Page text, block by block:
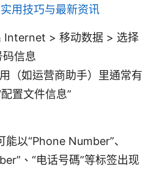
用技巧与最新资讯
Internet > 移动数据 > 选择
码信息
（如运营商助手）里通常有
置文件信息”
能以“Phone Number”、
、“电话号碼”等标签出现